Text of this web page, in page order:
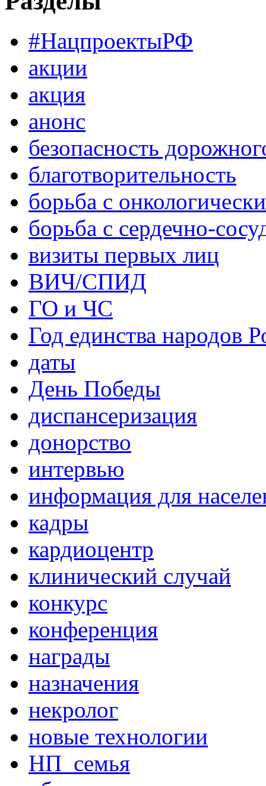
#НацпроектыРФ
акции
акция
анонс
безопасность
благотворительность
борьба с
борьба с сердечно-
визиты первых лиц
ВИЧ/СПИД
ГО и ЧС
Год единства народов
даты
День Победы
диспансеризация
донорство
интервью
информация для
кадры
кардиоцентр
клинический случай
конкурс
конференция
награды
назначения
некролог
новые технологии
НП_семья